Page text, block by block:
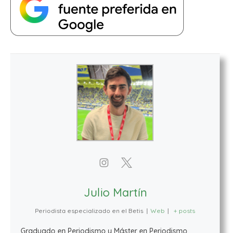
Julio Martín
Periodista especializado en el Betis | Web | + posts
Graduado en Periodismo y Máster en Periodismo